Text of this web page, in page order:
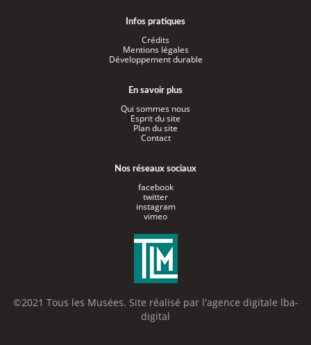
Infos pratiques
Crédits
Mentions légales
Développement durable
En savoir plus
Qui sommes nous
Esprit du site
Plan du site
Contact
Nos réseaux sociaux
facebook
twitter
instagram
vimeo
©2021 Tous les Musées. Site réalisé par l'agence digitale lba-
digital